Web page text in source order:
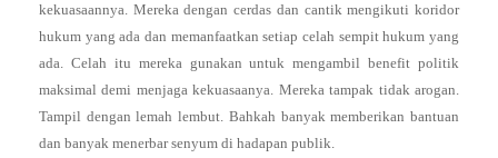
kekuasaannya. Mereka dengan cerdas dan cantik mengikuti koridor
hukum yang ada dan memanfaatkan setiap celah sempit hukum yang
ada. Celah itu mereka gunakan untuk mengambil benefit politik
maksimal demi menjaga kekuasaanya. Mereka tampak tidak arogan.
Tampil dengan lemah lembut. Bahkah banyak memberikan bantuan
dan banyak menerbar senyum di hadapan publik.